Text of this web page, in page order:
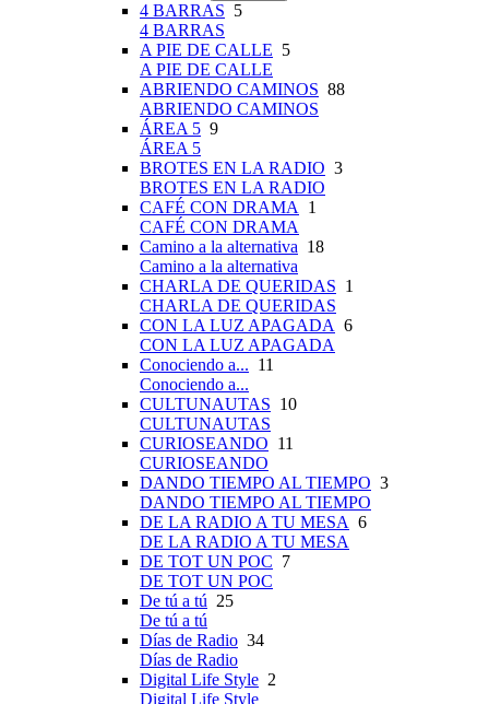
4 BARRAS 5
4 BARRAS
A PIE DE CALLE 5
A PIE DE CALLE
ABRIENDO CAMINOS 88
ABRIENDO CAMINOS
ÁREA 5 9
ÁREA 5
BROTES EN LA RADIO 3
BROTES EN LA RADIO
CAFÉ CON DRAMA
1
CAFÉ CON DRAMA
Camino a la alternativa 18
Camino a la alternativa
CHARLA DE QUERIDAS 1
CHARLA DE QUERIDAS
CON LA LUZ APAGADA 6
CON LA LUZ APAGADA
Conociendo a... 11
Conociendo a...
CULTUNAUTAS 10
CULTUNAUTAS
CURIOSEANDO 11
CURIOSEANDO
DANDO TIEMPO AL TIEMPO 3
DANDO TIEMPO AL TIEMPO
DE LA RADIO A TU MESA 6
DE LA RADIO A TU MESA
DE TOT UN POC 7
DE TOT UN POC
De tú a tú 25
De tú a tú
Días de Radio 34
Días de Radio
Digital Life Style 2
Digital Life Style